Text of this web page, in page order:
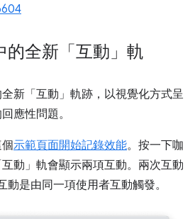
的全新「互動」軌
新「互動」 軌跡，以視覺化方式呈
應性問題。
示範頁面開始記錄效能。按一下咖
動」 軌會顯示兩項互動。兩次互動
動是由同一項使用者互動觸發。